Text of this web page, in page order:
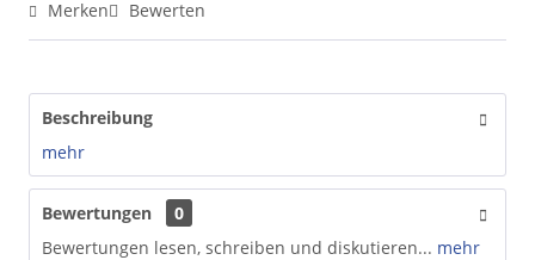
Merken Bewerten
Beschreibung
mehr
Bewertungen
0
Bewertungen lesen, schreiben und diskutieren... mehr